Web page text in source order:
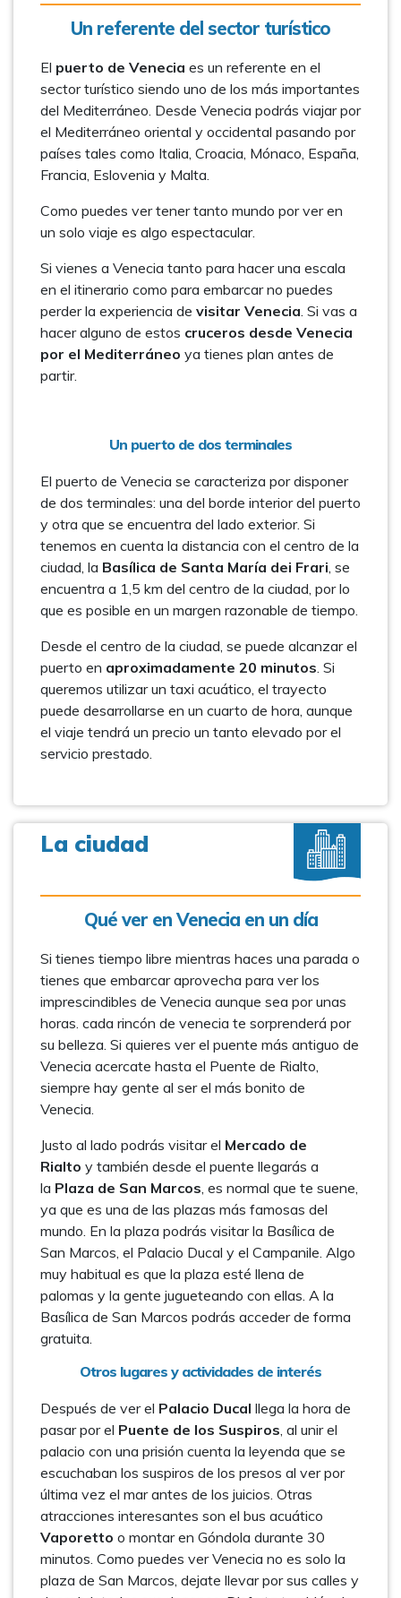
Un referente del sector turístico
El puerto de Venecia es un referente en el
sector turístico siendo uno de los más importantes
del Mediterráneo. Desde Venecia podrás viajar por
el Mediterráneo oriental y occidental pasando por
países tales como Italia, Croacia, Mónaco, España,
Francia, Eslovenia y Malta.
Como puedes ver tener tanto mundo por ver en
un solo viaje es algo espectacular.
Si vienes a Venecia tanto para hacer una escala
en el itinerario como para embarcar no puedes
perder la experiencia de visitar Venecia. Si vas a
hacer alguno de estos cruceros desde Venecia
por el Mediterráneo ya tienes plan antes de
partir.
Un puerto de dos terminales
El puerto de Venecia se caracteriza por disponer
de dos terminales: una del borde interior del puerto
y otra que se encuentra del lado exterior. Si
tenemos en cuenta la distancia con el centro de la
ciudad, la Basílica de Santa María dei Frari, se
encuentra a 1,5 km del centro de la ciudad, por lo
que es posible en un margen razonable de tiempo.
Desde el centro de la ciudad, se puede alcanzar el
puerto en aproximadamente 20 minutos. Si
queremos utilizar un taxi acuático, el trayecto
puede desarrollarse en un cuarto de hora, aunque
el viaje tendrá un precio un tanto elevado por el
servicio prestado.
La ciudad
Qué ver en Venecia en un día
Si tienes tiempo libre mientras haces una parada o
tienes que embarcar aprovecha para ver los
imprescindibles de Venecia aunque sea por unas
horas. cada rincón de venecia te sorprenderá por
su belleza. Si quieres ver el puente más antiguo de
Venecia acercate hasta el Puente de Rialto,
siempre hay gente al ser el más bonito de
Venecia.
Justo al lado podrás visitar el Mercado de
Rialto y también desde el puente llegarás a
la Plaza de San Marcos, es normal que te suene,
ya que es una de las plazas más famosas del
mundo. En la plaza podrás visitar la Basílica de
San Marcos, el Palacio Ducal y el Campanile. Algo
muy habitual es que la plaza esté llena de
palomas y la gente jugueteando con ellas. A la
Basílica de San Marcos podrás acceder de forma
gratuita.
Otros lugares y actividades de interés
Después de ver el Palacio Ducal llega la hora de
pasar por el Puente de los Suspiros, al unir el
palacio con una prisión cuenta la leyenda que se
escuchaban los suspiros de los presos al ver por
última vez el mar antes de los juicios. Otras
atracciones interesantes son el bus acuático
Vaporetto o montar en Góndola durante 30
minutos. Como puedes ver Venecia no es solo la
plaza de San Marcos, dejate llevar por sus calles y